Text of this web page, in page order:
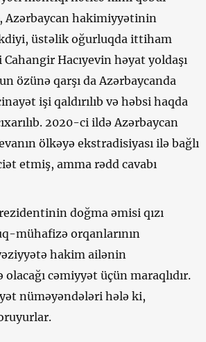
Azərbaycan hakimiyyətinin
üstəlik oğurluqda ittiham
Hacıyevin həyat yoldaşı
özünə qarşı da Azərbaycanda
işi qaldırılıb və həbsi haqda
2020-ci ildə Azərbaycan
ölkəyə ekstradisiyası ilə bağlı
etmiş, amma rədd cavabı
doğma əmisi qızı
mühafizə orqanlarının
hakim ailənin
olacağı cəmiyyət üçün maraqlıdır.
nüməyəndələri hələ ki,